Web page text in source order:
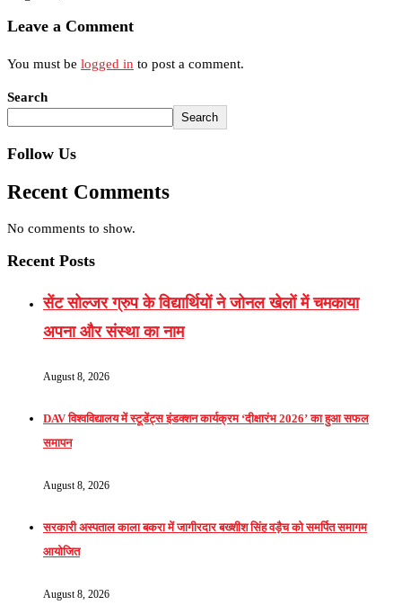
Leave a Comment
You must be logged in to post a comment.
Search
Search
Follow Us
Recent Comments
No comments to show.
Recent Posts
सेंट सोल्जर ग्रुप के विद्यार्थियों ने जोनल खेलों में चमकाया
अपना और संस्था का नाम
August 8, 2026
DAV विश्वविद्यालय में स्टूडेंट्स इंडक्शन कार्यक्रम ‘दीक्षारंभ 2026’ का हुआ सफल
समापन
August 8, 2026
सरकारी अस्पताल काला बकरा में जागीरदार बख्शीश सिंह वड़ैच को समर्पित समागम
आयोजित
August 8, 2026